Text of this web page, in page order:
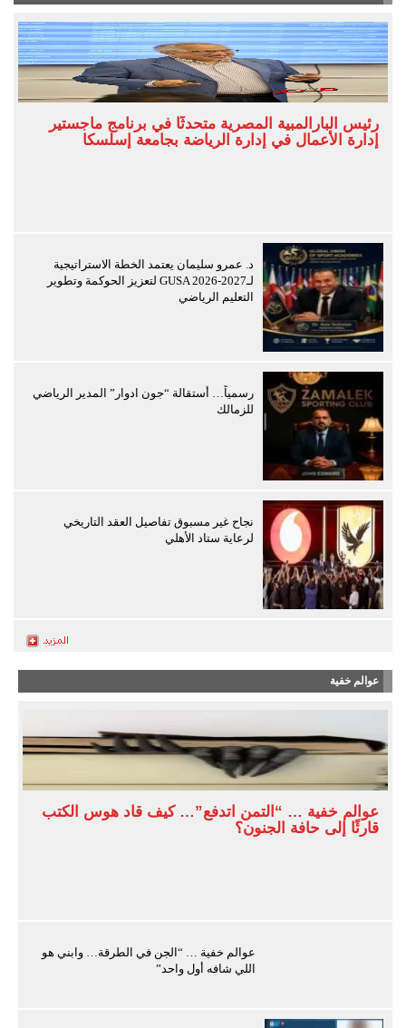
رئيس البارالمبية المصرية متحدثًا في برنامج ماجستير
إدارة الأعمال في إدارة الرياضة بجامعة إسلسكا
د. عمرو سليمان يعتمد الخطة الاستراتيجية
لـGUSA 2026-2027 لتعزيز الحوكمة وتطوير
التعليم الرياضي
رسمياً… أستقالة “جون ادوار” المدير الرياضي
للزمالك
نجاح غير مسبوق تفاصيل العقد التاريخي
لرعاية ستاد الأهلي
عوالم خفية
عوالم خفية … “التمن اتدفع”… كيف قاد هوس الكتب
قارئًا إلى حافة الجنون؟
عوالم خفية … “الجن في الطرقة… وابني هو
اللي شافه أول واحد”